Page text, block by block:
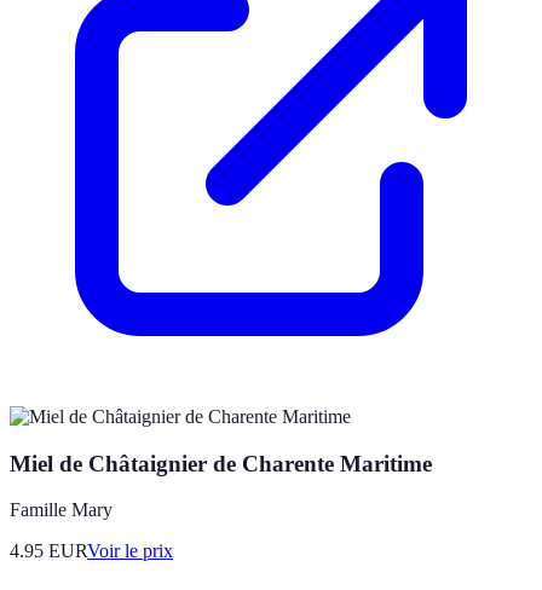
Miel de Châtaignier de Charente Maritime
Famille Mary
4.95 EURVoir le prix